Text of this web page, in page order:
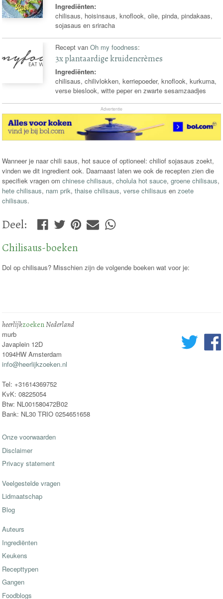
Ingrediënten:
chilisaus, hoisinsaus, knoflook, olie, pinda, pindakaas,
sojasaus en sriracha
Recept vanOh my foodness:
3x plantaardige kruidencrèmes
Ingrediënten:
chilisaus, chilivlokken, kerriepoeder, knoflook, kurkuma,
verse bieslook, witte peper en zwarte sesamzaadjes
Advertentie
Wanneer je naar chili saus, hot sauce of optioneel: chiliof sojasaus zoekt,
vinden we dit ingredient ook. Daarnaast laten we ook de recepten zien die
specifiek vragen omchinese chilisaus,cholula hot sauce,groene chilisaus,
hete chilisaus, nam prik,thaise chilisaus,verse chilisaus enzoete
chilisaus.
Deel:
Chilisaus-boeken
Dol op chilisaus? Misschien zijn de volgende boeken wat voor je:
heerlijkzoekenNederland
murb
Javaplein 12D
1094HW Amsterdam
info@heerlijkzoeken.nl
Tel: +31614369752
KvK: 08225054
Btw: NL001580472B02
Bank: NL30 TRIO 0254651658
Onze voorwaarden
Disclaimer
Privacy statement
Veelgestelde vragen
Lidmaatschap
Blog
Auteurs
Ingrediënten
Keukens
Recepttypen
Gangen
Foodblogs